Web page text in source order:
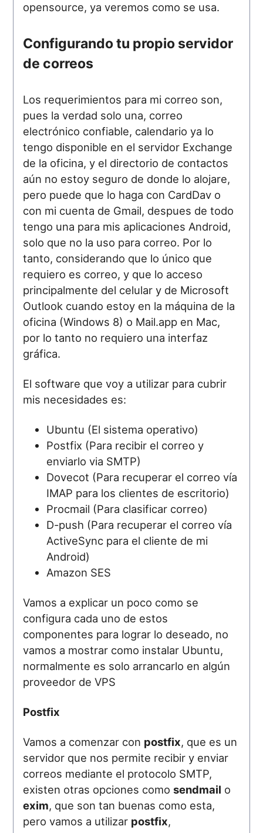
opensource, ya veremos como se usa.
Configurando tu propio servidor
de correos
Los requerimientos para mi correo son,
pues la verdad solo una, correo
electrónico confiable, calendario ya lo
tengo disponible en el servidor Exchange
de la oficina, y el directorio de contactos
aún no estoy seguro de donde lo alojare,
pero puede que lo haga con CardDav o
con mi cuenta de Gmail, despues de todo
tengo una para mis aplicaciones Android,
solo que no la uso para correo. Por lo
tanto, considerando que lo único que
requiero es correo, y que lo acceso
principalmente del celular y de Microsoft
Outlook cuando estoy en la máquina de la
oficina (Windows 8) o Mail.app en Mac,
por lo tanto no requiero una interfaz
gráfica.
El software que voy a utilizar para cubrir
mis necesidades es:
Ubuntu (El sistema operativo)
Postfix (Para recibir el correo y
enviarlo via SMTP)
Dovecot (Para recuperar el correo vía
IMAP para los clientes de escritorio)
Procmail (Para clasificar correo)
D-push (Para recuperar el correo vía
ActiveSync para el cliente de mi
Android)
Amazon SES
Vamos a explicar un poco como se
configura cada uno de estos
componentes para lograr lo deseado, no
vamos a mostrar como instalar Ubuntu,
normalmente es solo arrancarlo en algún
proveedor de VPS
Postfix
Vamos a comenzar con postfix, que es un
servidor que nos permite recibir y enviar
correos mediante el protocolo SMTP,
existen otras opciones comosendmail o
exim, que son tan buenas como esta,
pero vamos a utilizar postfix,